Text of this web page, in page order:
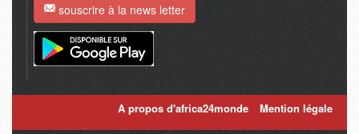
souscrire à la news letter
A propos d'africa24monde Mention légale